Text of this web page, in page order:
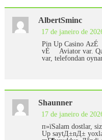
AlbertSminc
17 de janeiro de
Pin Up Casino
vÉ™ Aviator var.
var, telefondan
Shaunner
17 de janeiro de
п»їSalam
Up saytД±nД±